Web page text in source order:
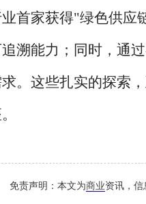
首家获得"绿色供应
溯能力；同时，通
。这些扎实的探索
免责声明：本文为商业资讯，